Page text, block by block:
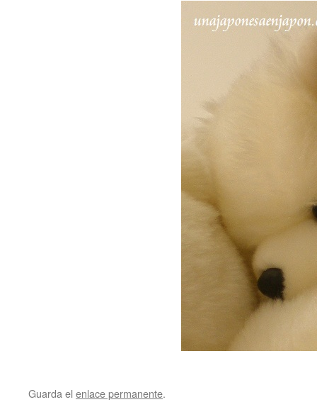
Guarda el enlace permanente.